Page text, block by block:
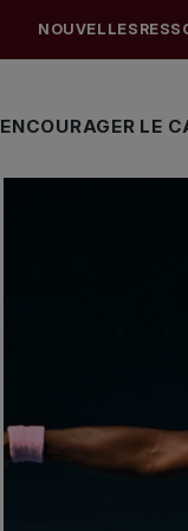
ENCOURAGER LE
NOUVELLES